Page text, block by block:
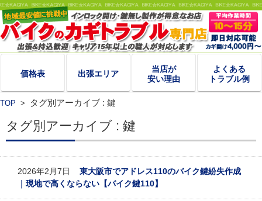
価格表 出張エリア
当店が
安い理由
よくある
トラブル例
TOP > タグ別アーカイブ : 鍵
タグ別アーカイブ : 鍵
2026年2月7日 東大阪市でアドレス110のバイク鍵紛失作成
｜現地で高くならない【バイク鍵110】